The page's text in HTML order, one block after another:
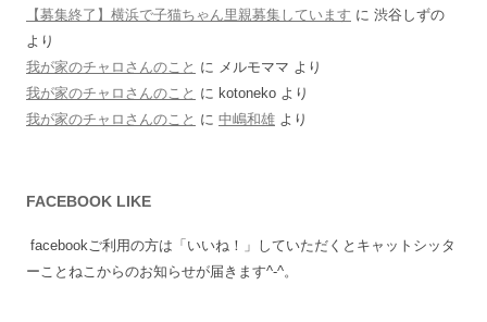
【募集終了】横浜で子猫ちゃん里親募集しています に 渋谷しずの
より
我が家のチャロさんのこと に メルモママ より
我が家のチャロさんのこと に kotoneko より
我が家のチャロさんのこと に 中嶋和雄 より
FACEBOOK LIKE
facebookご利用の方は「いいね！」していただくとキャットシッタ
ーことねこからのお知らせが届きます^-^。